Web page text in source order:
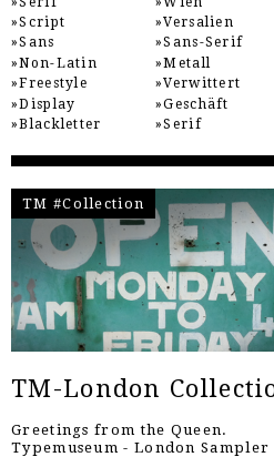
Script
Sans
Non-Latin
Freestyle
Display
Blackletter
Versalien
Sans-Serif
Metall
Verwittert
Geschäft
Serif
TM #Collection
TM-London
Greetings from the Queen.
Typemuseum - London Sampler